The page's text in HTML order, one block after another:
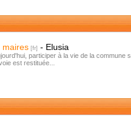
maires - Elusia
participer à la vie de la
est restituée...